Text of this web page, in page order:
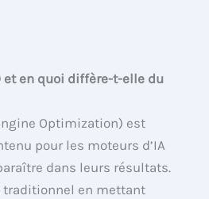
et en quoi diffère-t-elle du
Optimization) est
pour les moteurs d’IA
dans leurs résultats.
traditionnel en mettant